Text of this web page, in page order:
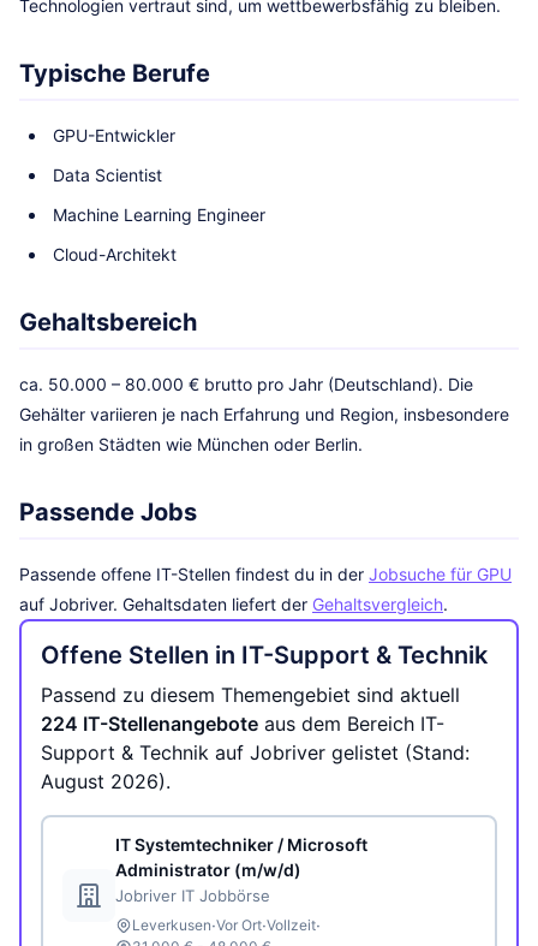
Technologien vertraut sind, um wettbewerbsfähig zu bleiben.
Typische Berufe
GPU-Entwickler
Data Scientist
Machine Learning Engineer
Cloud-Architekt
Gehaltsbereich
ca. 50.000 – 80.000 € brutto pro Jahr (Deutschland). Die
Gehälter variieren je nach Erfahrung und Region, insbesondere
in großen Städten wie München oder Berlin.
Passende Jobs
Passende offene IT-Stellen findest du in der Jobsuche für GPU
auf Jobriver. Gehaltsdaten liefert der Gehaltsvergleich.
Offene Stellen in IT-Support & Technik
Passend zu diesem Themengebiet sind aktuell
224 IT-Stellenangebote aus dem Bereich IT-
Support & Technik auf Jobriver gelistet (Stand:
August 2026).
IT Systemtechniker / Microsoft
Administrator (m/w/d)
Jobriver IT Jobbörse
Leverkusen·Vor Ort·Vollzeit·